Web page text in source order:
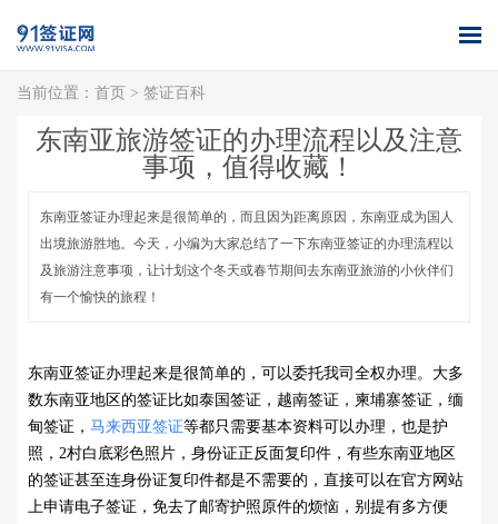
首页 全球签证
办理
签证案例
库
当前位置： 首页 > 签证百科
东南亚旅游签证的办理流程以及注意
事项，值得收藏！
东南亚签证办理起来是很简单的，而且因为距离原因，东南亚成为国人
出境旅游胜地。今天，小编为大家总结了一下东南亚签证的办理流程以
及旅游注意事项，让计划这个冬天或春节期间去东南亚旅游的小伙伴们
有一个愉快的旅程！
东南亚签证办理起来是很简单的，可以委托我司全权办理。大多
数东南亚地区的签证比如泰国签证，越南签证，柬埔寨签证，缅
甸签证， 马来西亚签证等都只需要基本资料可以办理，也是护
照，2村白底彩色照片，身份证正反面复印件，有些东南亚地区
的签证甚至连身份证复印件都是不需要的，直接可以在官方网站
上申请电子签证，免去了邮寄护照原件的烦恼，别提有多方便